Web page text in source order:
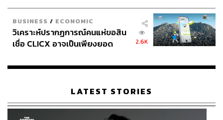
BUSINESS / ECONOMIC
วิเคราะห์ปรากฏการณ์คนแห่ขอสิน
เชื่อ CLICX อาจเป็นเพียงยอด
เรือนไทยที่ถูกซุกไว้
2.6K
LATEST STORIES